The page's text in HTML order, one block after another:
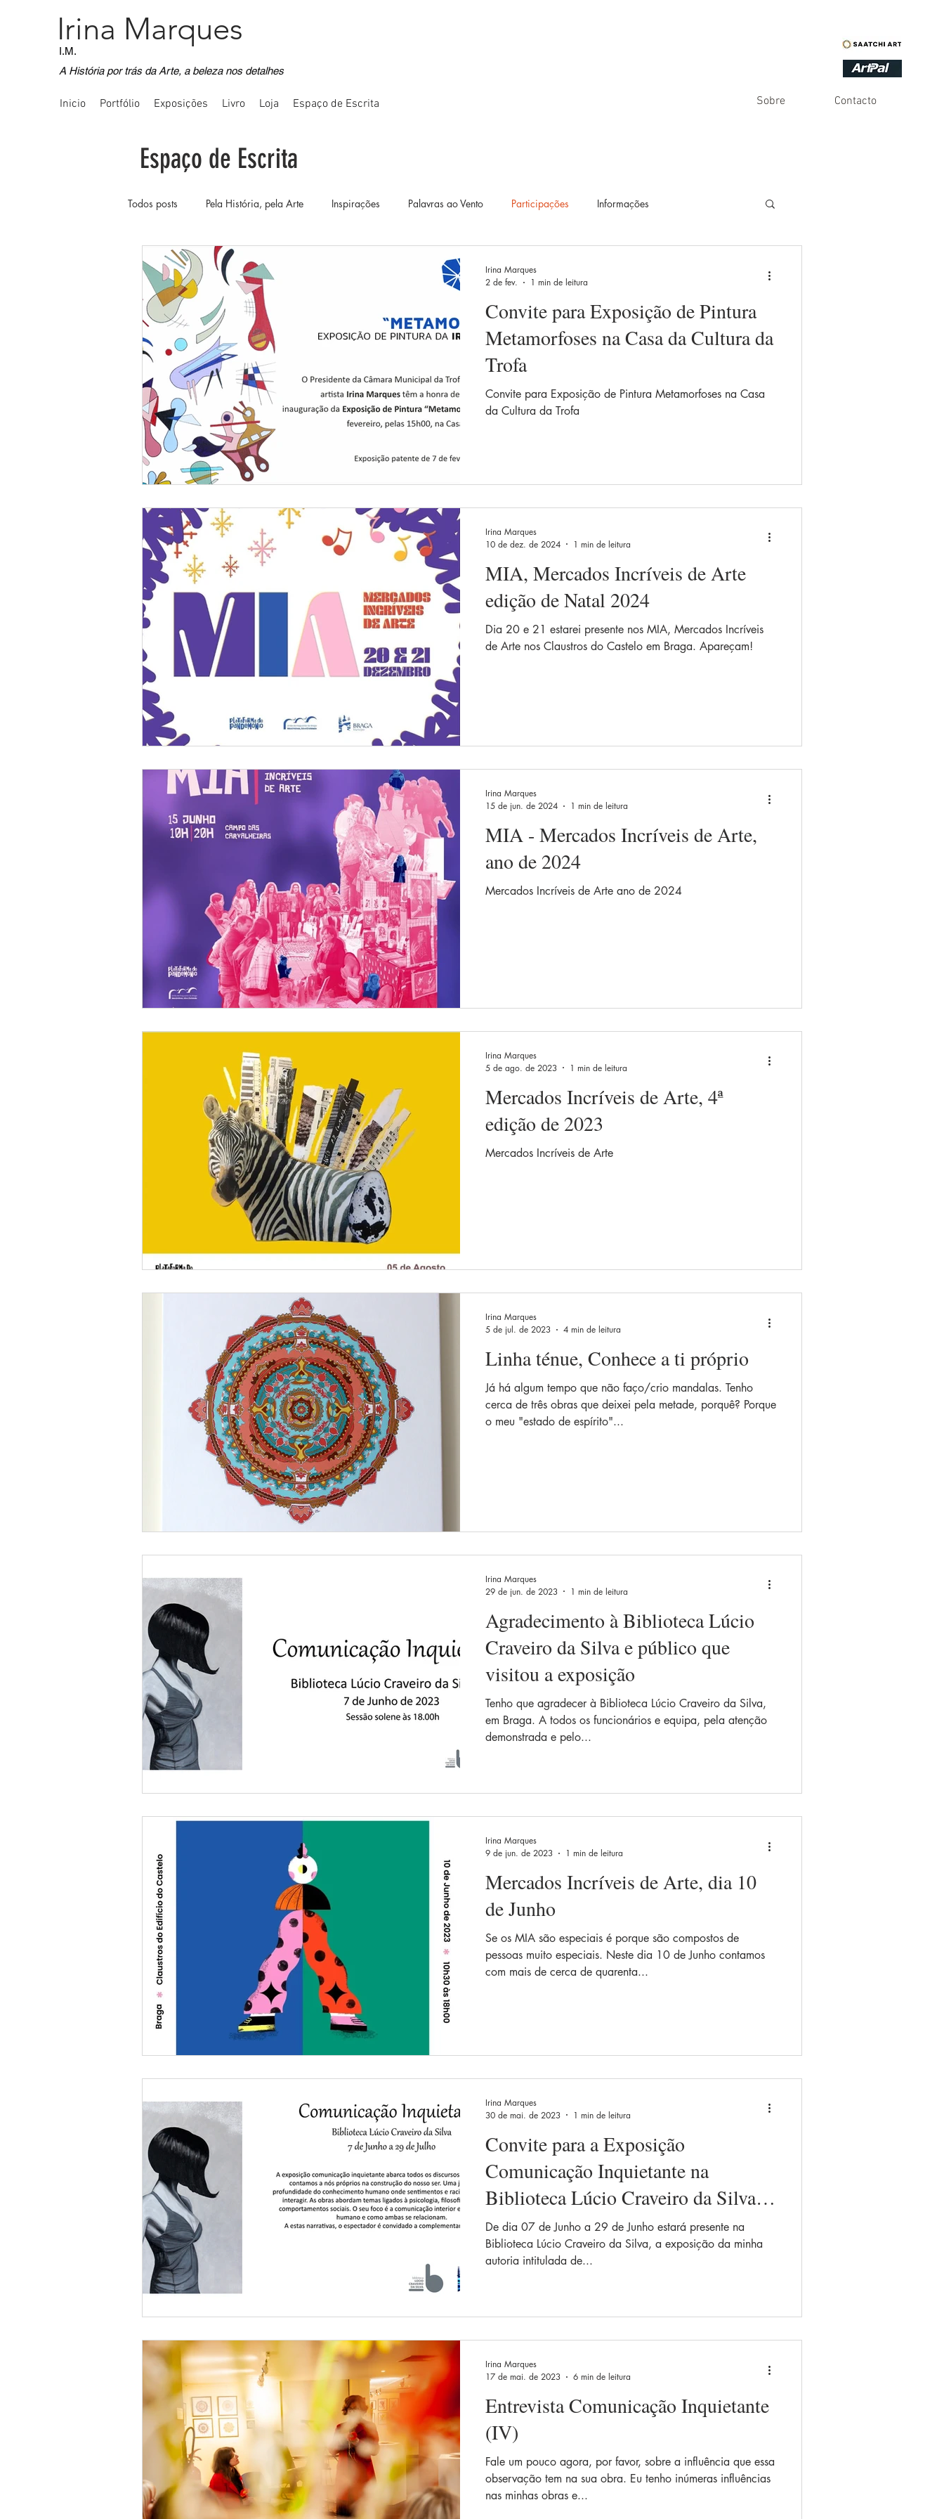
Irina Marques
I.M.
A História por trás da Arte, a beleza nos detalhes
Inicio Portfólio Exposições Livro Loja Espaço de Escrita Sobre Contacto
Espaço de Escrita
Todos posts Pela História, pela Arte Inspirações Palavras ao Vento Participações Informações
Voos Imaginativos Estudos
Comunicação Inquietante Diálogos artísticos Metamorfoses Metamorfoses Infinito Humor
Convite para Exposição de Pintura
Metamorfoses na Casa da Cultura da
Trofa
Convite para Exposição de Pintura Metamorfoses na Casa
da Cultura da Trofa
Irina Marques
2 de fev.
1 min de leitura
MIA, Mercados Incríveis de Arte
edição de Natal 2024
Dia 20 e 21 estarei presente nos MIA, Mercados Incríveis
de Arte nos Claustros do Castelo em Braga. Apareçam!
Irina Marques
10 de dez. de 2024
1 min de leitura
MIA - Mercados Incríveis de Arte,
ano de 2024
Mercados Incríveis de Arte ano de 2024
Irina Marques
15 de jun. de 2024
1 min de leitura
Mercados Incríveis de Arte, 4ª
edição de 2023
Mercados Incríveis de Arte
Irina Marques
5 de ago. de 2023
1 min de leitura
Linha ténue, Conhece a ti próprio
Já há algum tempo que não faço/crio mandalas. Tenho
cerca de três obras que deixei pela metade, porquê? Porque
o meu "estado de espírito"...
Irina Marques
5 de jul. de 2023
4 min de leitura
Agradecimento à Biblioteca Lúcio
Craveiro da Silva e público que
visitou a exposição
Tenho que agradecer à Biblioteca Lúcio Craveiro da Silva,
em Braga. A todos os funcionários e equipa, pela atenção
demonstrada e pelo...
Irina Marques
29 de jun. de 2023
1 min de leitura
Mercados Incríveis de Arte, dia 10
de Junho
Se os MIA são especiais é porque são compostos de
pessoas muito especiais. Neste dia 10 de Junho contamos
com mais de cerca de quarenta...
Irina Marques
9 de jun. de 2023
1 min de leitura
Convite para a Exposição
Comunicação Inquietante na
Biblioteca Lúcio Craveiro da Silva
em Braga
De dia 07 de Junho a 29 de Junho estará presente na
Biblioteca Lúcio Craveiro da Silva, a exposição da minha
autoria intitulada de...
Irina Marques
30 de mai. de 2023
1 min de leitura
Entrevista Comunicação Inquietante
(IV)
Fale um pouco agora, por favor, sobre a influência que essa
observação tem na sua obra. Eu tenho inúmeras influências
nas minhas obras e...
Irina Marques
17 de mai. de 2023
6 min de leitura